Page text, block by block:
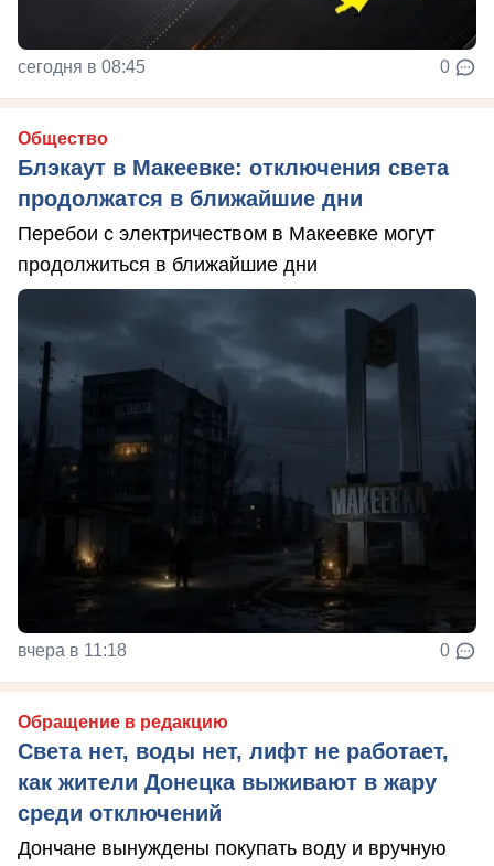
сегодня в 08:45 0
Общество
Блэкаут в Макеевке: отключения света
продолжатся в ближайшие дни
Перебои с электричеством в Макеевке могут
продолжиться в ближайшие дни
вчера в 11:18 0
Обращение в редакцию
Света нет, воды нет, лифт не работает,
как жители Донецка выживают в жару
среди отключений
Дончане вынуждены покупать воду и вручную